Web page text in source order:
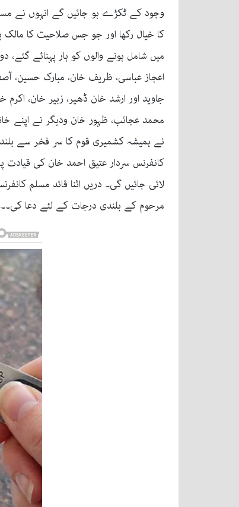
وجود کے ٹکڑے ہو جائیں گے انہوں نے
کا خیال رکھا اور جو جس صلاحیت کا مالک
میں شامل ہونے والوں کو ہار پہنائے
اعجاز عباسی، ظریف خان، مبارک حسین،
جاوید اور ارشد خان ڈھیر، زبیر خان،
محمد عجائب، ظہور خان ودیگر نے اپنے
نے ہمیشہ کشمیری قوم کا سر فخر سے
کانفرنس سردار عتیق احمد خان کی قیادت
لائی جائیں گی۔ دریں اثنا قائد مسلم
مرحوم کے بلندی درجات کے لئے دعا